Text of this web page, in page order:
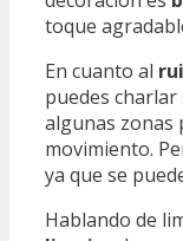
toque
En cuanto al
puedes
algunas zonas
movimiento.
ya que se
Hablando de